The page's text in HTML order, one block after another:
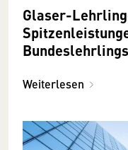
Glaser-
Weiterlesen